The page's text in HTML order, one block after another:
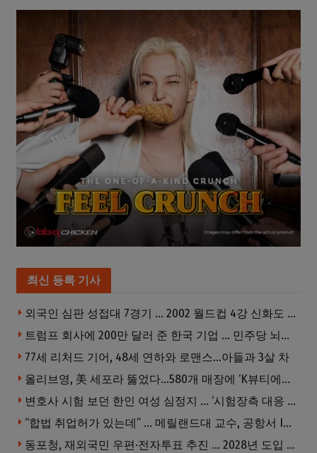
최신 등록 기사
외국인 심판 성접대 7경기 … 2002 월드컵 4강 신화도 흔들
트럼프 회사에 200만 달러 준 한국 기업 … 민주당 뇌물의혹 조사
77세 리처드 기어, 48세 연하와 로맨스…아들과 3살 차
올리브영, 美 세포라 뚫었다…580개 매장에 ‘K뷰티에딧’ 론칭
변호사 시험 보던 한인 여성 심정지 … ‘시험장측 대응 부적절’ 소송
“합법 취업허가 있는데” … 메릴랜드대 교수, 공항서 ICE에 체포, 구금 중
동포청, 재외국민 우편·전자투표 추진 … 2028년 도입 목표